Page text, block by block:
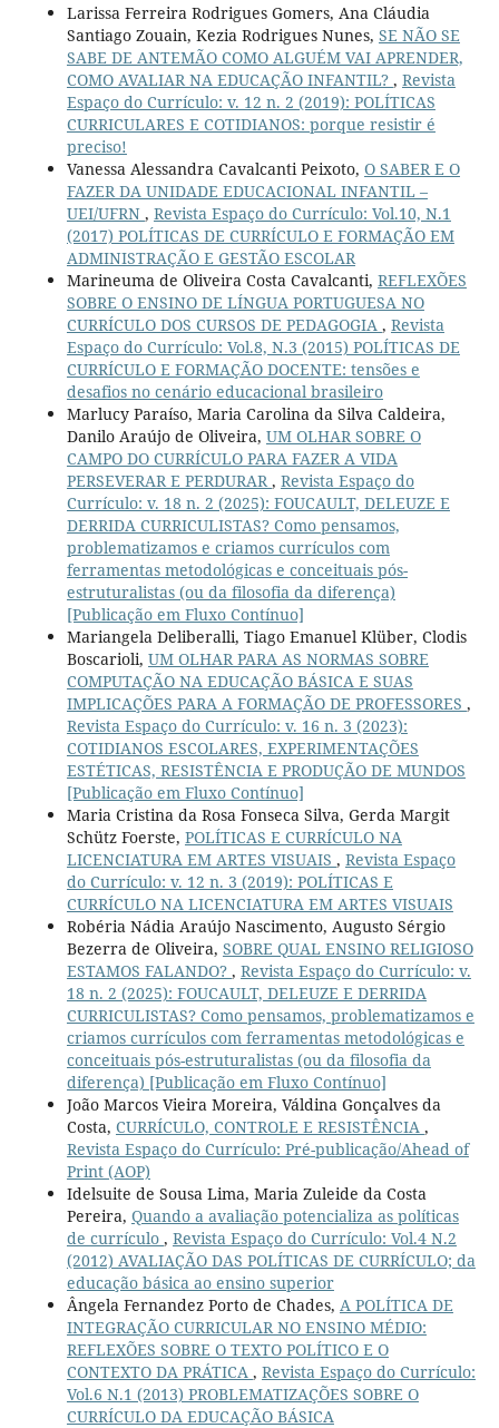
Larissa Ferreira Rodrigues Gomers, Ana Cláudia
Santiago Zouain, Kezia Rodrigues Nunes, SE NÃO SE
SABE DE ANTEMÃO COMO ALGUÉM VAI APRENDER,
COMO AVALIAR NA EDUCAÇÃO INFANTIL? , Revista
Espaço do Currículo: v. 12 n. 2 (2019): POLÍTICAS
CURRICULARES E COTIDIANOS: porque resistir é
preciso!
Vanessa Alessandra Cavalcanti Peixoto, O SABER E O
FAZER DA UNIDADE EDUCACIONAL INFANTIL –
UEI/UFRN , Revista Espaço do Currículo: Vol.10, N.1
(2017) POLÍTICAS DE CURRÍCULO E FORMAÇÃO EM
ADMINISTRAÇÃO E GESTÃO ESCOLAR
Marineuma de Oliveira Costa Cavalcanti, REFLEXÕES
SOBRE O ENSINO DE LÍNGUA PORTUGUESA NO
CURRÍCULO DOS CURSOS DE PEDAGOGIA , Revista
Espaço do Currículo: Vol.8, N.3 (2015) POLÍTICAS DE
CURRÍCULO E FORMAÇÃO DOCENTE: tensões e
desafios no cenário educacional brasileiro
Marlucy Paraíso, Maria Carolina da Silva Caldeira,
Danilo Araújo de Oliveira, UM OLHAR SOBRE O
CAMPO DO CURRÍCULO PARA FAZER A VIDA
PERSEVERAR E PERDURAR , Revista Espaço do
Currículo: v. 18 n. 2 (2025): FOUCAULT, DELEUZE E
DERRIDA CURRICULISTAS? Como pensamos,
problematizamos e criamos currículos com
ferramentas metodológicas e conceituais pós-
estruturalistas (ou da filosofia da diferença)
[Publicação em Fluxo Contínuo]
Mariangela Deliberalli, Tiago Emanuel Klüber, Clodis
Boscarioli, UM OLHAR PARA AS NORMAS SOBRE
COMPUTAÇÃO NA EDUCAÇÃO BÁSICA E SUAS
IMPLICAÇÕES PARA A FORMAÇÃO DE PROFESSORES ,
Revista Espaço do Currículo: v. 16 n. 3 (2023):
COTIDIANOS ESCOLARES, EXPERIMENTAÇÕES
ESTÉTICAS, RESISTÊNCIA E PRODUÇÃO DE MUNDOS
[Publicação em Fluxo Contínuo]
Maria Cristina da Rosa Fonseca Silva, Gerda Margit
Schütz Foerste, POLÍTICAS E CURRÍCULO NA
LICENCIATURA EM ARTES VISUAIS , Revista Espaço
do Currículo: v. 12 n. 3 (2019): POLÍTICAS E
CURRÍCULO NA LICENCIATURA EM ARTES VISUAIS
Robéria Nádia Araújo Nascimento, Augusto Sérgio
Bezerra de Oliveira, SOBRE QUAL ENSINO RELIGIOSO
ESTAMOS FALANDO? , Revista Espaço do Currículo: v.
18 n. 2 (2025): FOUCAULT, DELEUZE E DERRIDA
CURRICULISTAS? Como pensamos, problematizamos e
criamos currículos com ferramentas metodológicas e
conceituais pós-estruturalistas (ou da filosofia da
diferença) [Publicação em Fluxo Contínuo]
João Marcos Vieira Moreira, Váldina Gonçalves da
Costa, CURRÍCULO, CONTROLE E RESISTÊNCIA ,
Revista Espaço do Currículo: Pré-publicação/Ahead of
Print (AOP)
Idelsuite de Sousa Lima, Maria Zuleide da Costa
Pereira, Quando a avaliação potencializa as políticas
de currículo , Revista Espaço do Currículo: Vol.4 N.2
(2012) AVALIAÇÃO DAS POLÍTICAS DE CURRÍCULO; da
educação básica ao ensino superior
Ângela Fernandez Porto de Chades, A POLÍTICA DE
INTEGRAÇÃO CURRICULAR NO ENSINO MÉDIO:
REFLEXÕES SOBRE O TEXTO POLÍTICO E O
CONTEXTO DA PRÁTICA , Revista Espaço do Currículo:
Vol.6 N.1 (2013) PROBLEMATIZAÇÕES SOBRE O
CURRÍCULO DA EDUCAÇÃO BÁSICA